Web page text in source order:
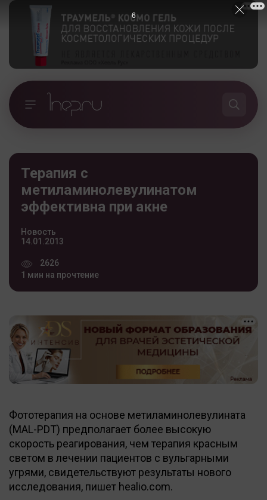
Терапия с
метиламинолевулинатом
эффективна при акне
Новость
14.01.2013
2626
1 мин на прочтение
Фототерапия на основе метиламинолевулината
(MAL-PDT) предполагает более высокую
скорость реагирования, чем терапия красным
светом в лечении пациентов с вульгарными
угрями, свидетельствуют результаты нового
исследования, пишет healio.com.
5